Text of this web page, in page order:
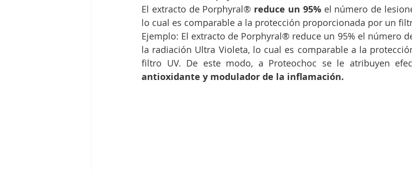
El extracto de Porphyral® reduce un 95% el número de
lo cual es comparable a la protección proporcionada por un
Ejemplo: El extracto de Porphyral® reduce un 95% el número
la radiación Ultra Violeta, lo cual es comparable a la
filtro UV. De este modo, a Proteochoc se le atribuyen
antioxidante y modulador de la inflamación.